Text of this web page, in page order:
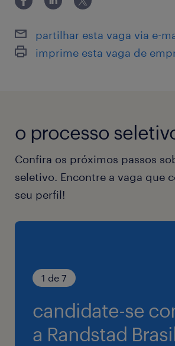
de aprendizagem
Inglês intermediário/avançado
Boa comunicação, experiência
Perfil resiliente e com visão
Se candidate!
mercado.
partilhar esta vaga via e-
imprime esta vaga de
o processo
Confira os próximos passos
seletivo. Encontre a vaga que
seu perfil!
1 de 7
candidate-se
a Randstad